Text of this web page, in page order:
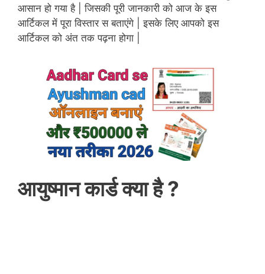
आसान हो गया है | जिसकी पूरी जानकारी को आज के इस
आर्टिकल में पूरा विस्तार स बताएंगे | इसके लिए आपको इस
आर्टिकल को अंत तक पढ़ना होगा |
आयुष्मान कार्ड क्या है ?